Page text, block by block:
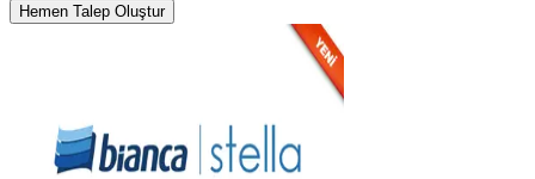
Hemen Talep Oluştur